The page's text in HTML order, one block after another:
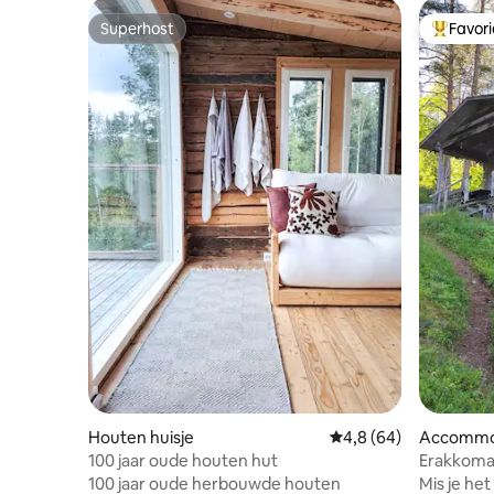
Superhost
Superhost
Houten huisje Gemiddelde
4,8 (64)
100 jaar oude houten hut
100 jaar oude herbouwde houten
Mis je